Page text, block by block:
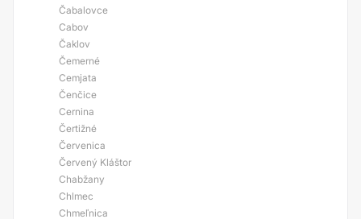
Čabalovce
Cabov
Čaklov
Čemerné
Cemjata
Čenčice
Cernina
Čertižné
Červenica
Červený Kláštor
Chabžany
Chlmec
Chmeľnica